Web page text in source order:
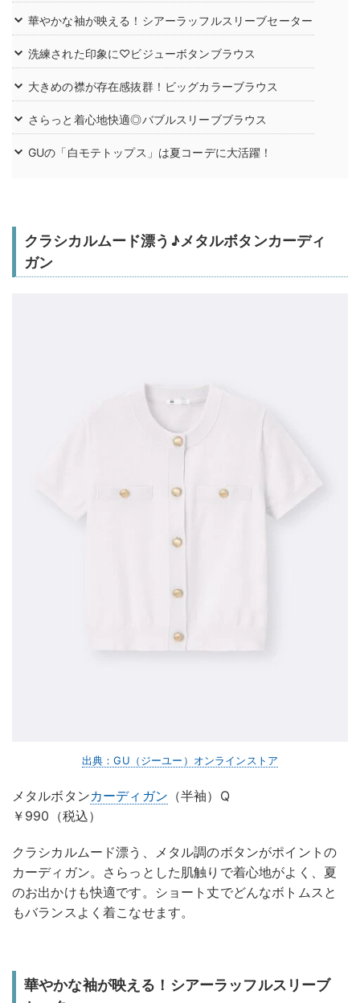
華やかな袖が映える！シアーラッフルスリーブセーター
洗練された印象に♡ビジューボタンブラウス
大きめの襟が存在感抜群！ビッグカラーブラウス
さらっと着心地快適◎バブルスリーブブラウス
GUの「白モテトップス」は夏コーデに大活躍！
クラシカルムード漂う♪メタルボタンカーディ
ガン
出典：GU（ジーユー）オンラインストア
メタルボタンカーディガン （半袖）Q
￥990（税込）
クラシカルムード漂う、メタル調のボタンがポイントの
カーディガン。さらっとした肌触りで着心地がよく、夏
のお出かけも快適です。ショート丈でどんなボトムスと
もバランスよく着こなせます。
華やかな袖が映える！シアーラッフルスリーブ